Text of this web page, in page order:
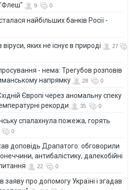
9 0
найбільших банків Росії -
яких не існує в природі
27
- нема: Трегубов розповів
напрямку
28 0
Європі через аномальну спеку
рекорди
35 0
спалахнула пожежа, горять
0
доповідь Драпатого: обговорили
антибалістику, далекобійні
22 0
про допомогу Україні і згадав